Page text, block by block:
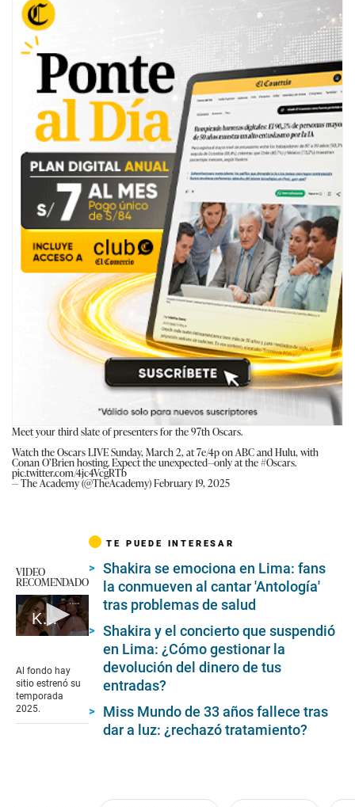
Meet your third slate of presenters for the 97th Oscars.
Watch the Oscars LIVE Sunday, March 2, at 7e/4p on ABC and Hulu, with
Conan O’Brien hosting. Expect the unexpected—only at the#Oscars.
pic.twitter.com/4jc4VcgRTb
— The Academy (@TheAcademy)February 19, 2025
VIDEO
RECOMENDADO
Karina Calmet llora en su retorno a 'Al fondo hay sitio'
of
5
minutes,
44
Al fondo hay
sitio estrenó su
temporada
2025.
TE PUEDE INTERESAR
Shakira se emociona en Lima: fans
la conmueven al cantar 'Antología'
tras problemas de salud
Shakira y el concierto que suspendió
en Lima: ¿Cómo gestionar la
devolución del dinero de tus
entradas?
Miss Mundo de 33 años fallece tras
dar a luz: ¿rechazó tratamiento?